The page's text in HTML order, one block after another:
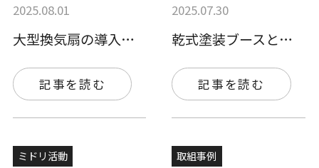
2025.08.01
大型換気扇の導入でさらなる安全性と快適性…
記事を読む
2025.07.30
乾式塗装ブースとは？メリット・デメリット…
記事を読む
ミドリ活動 取組事例